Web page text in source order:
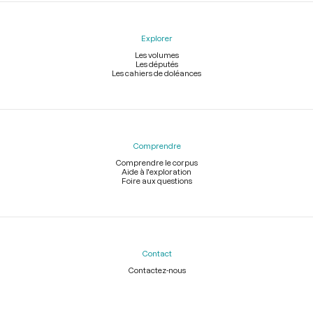
Explorer
Les volumes
Les députés
Les cahiers de doléances
Comprendre
Comprendre le corpus
Aide à l'exploration
Foire aux questions
Contact
Contactez-nous